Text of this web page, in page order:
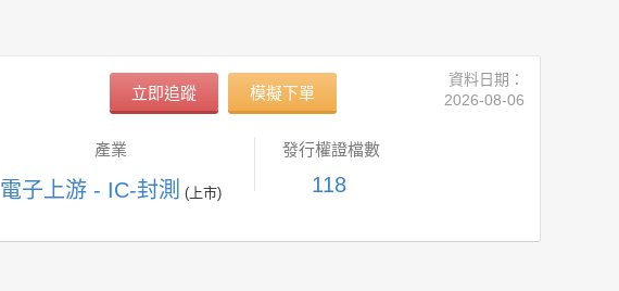
立即追蹤 模擬下單
資料日期：
2026-08-06
產業
電子上游 - IC-封測 (上市)
發行權證檔數
118